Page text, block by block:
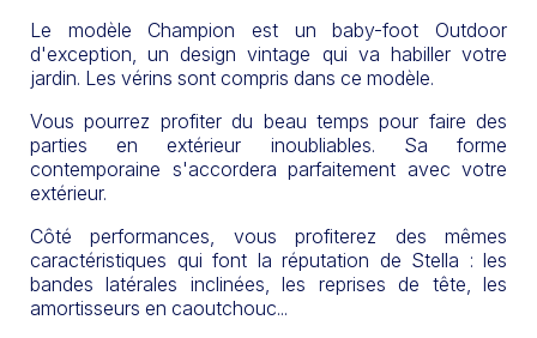
Le modèle Champion est un baby-foot Outdoor
d'exception, un design vintage qui va habiller votre
jardin. Les vérins sont compris dans ce modèle.
Vous pourrez profiter du beau temps pour faire des
parties en extérieur inoubliables. Sa forme
contemporaine s'accordera parfaitement avec votre
extérieur.
Côté performances, vous profiterez des mêmes
caractéristiques qui font la réputation de Stella : les
bandes latérales inclinées, les reprises de tête, les
amortisseurs en caoutchouc...